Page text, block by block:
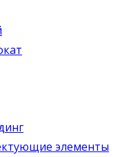
элементы